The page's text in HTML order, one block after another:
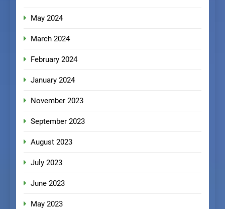
May 2024
March 2024
February 2024
January 2024
November 2023
September 2023
August 2023
July 2023
June 2023
May 2023